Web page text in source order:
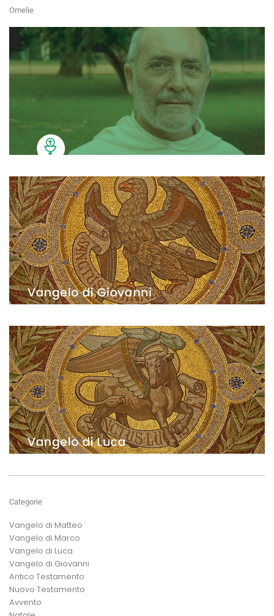
Omelie
Categorie
Vangelo di Matteo
Vangelo di Marco
Vangelo di Luca
Vangelo di Giovanni
Antico Testamento
Nuovo Testamento
Avvento